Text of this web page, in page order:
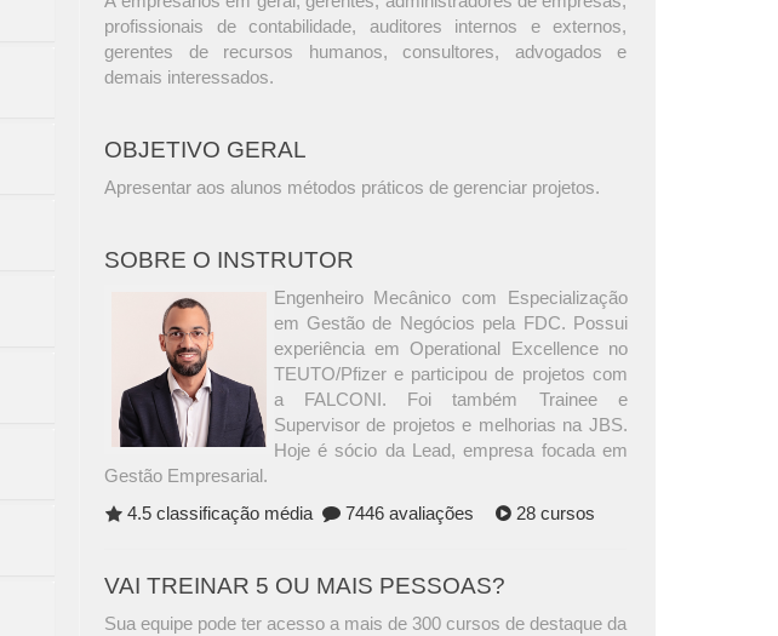
profissionais de contabilidade, auditores internos e externos,
gerentes de recursos humanos, consultores, advogados e
demais interessados.
OBJETIVO GERAL
Apresentar aos alunos métodos práticos de gerenciar projetos.
SOBRE O INSTRUTOR
Engenheiro Mecânico com Especialização
em Gestão de Negócios pela FDC. Possui
experiência em Operational Excellence no
TEUTO/Pfizer e participou de projetos com
a FALCONI. Foi também Trainee e
Supervisor de projetos e melhorias na JBS.
Hoje é sócio da Lead, empresa focada em
Gestão Empresarial.
4.5 classificação média
7446 avaliações 28 cursos
VAI TREINAR 5 OU MAIS PESSOAS?
Sua equipe pode ter acesso a mais de 300 cursos de destaque da